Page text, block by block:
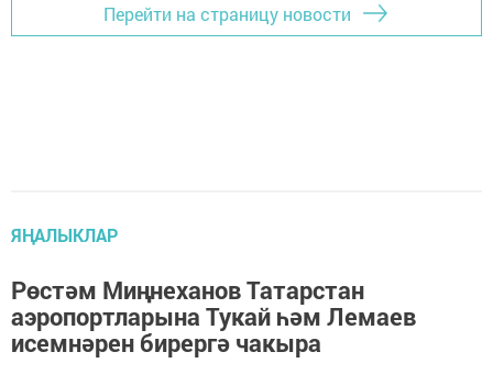
Перейти на страницу новости
ЯҢАЛЫКЛАР
Рөстәм Миңнеханов Татарстан
аэропортларына Тукай һәм Лемаев
исемнәрен бирергә чакыра